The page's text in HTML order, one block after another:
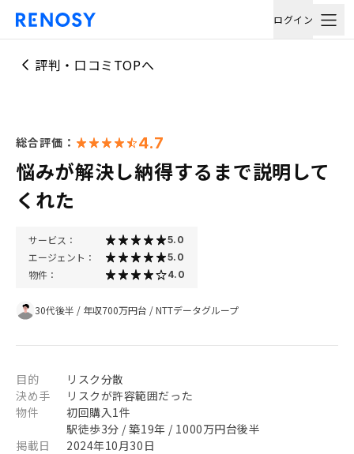
ログイン
評判・口コミTOPへ
総合評価： 4.7
悩みが解決し納得するまで説明して
くれた
サービス： 5.0
エージェント： 5.0
物件： 4.0
30代後半 / 年収700万円台 /NTTデータグループ
目的
リスク分散
決め手
リスクが許容範囲だった
物件
初回購入1件
駅徒歩3分 / 築19年 / 1000万円台後半
掲載日
2024年10月30日